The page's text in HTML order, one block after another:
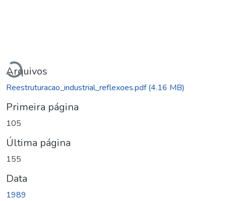
Carregando...
Arquivos
Reestruturacao_industrial_reflexoes.pdf(4.16 MB)
Primeira página
105
Última página
155
Data
1989